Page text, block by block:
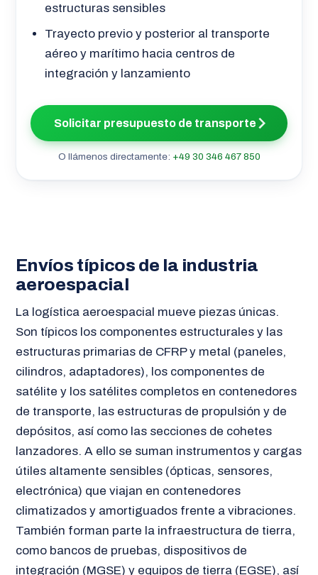
estructuras sensibles
Trayecto previo y posterior al transporte
aéreo y marítimo hacia centros de
integración y lanzamiento
Solicitar presupuesto de transporte
O llámenos directamente: +49 30 346 467 850
Envíos típicos de la industria
aeroespacial
La logística aeroespacial mueve piezas únicas.
Son típicos los componentes estructurales y las
estructuras primarias de CFRP y metal (paneles,
cilindros, adaptadores), los componentes de
satélite y los satélites completos en contenedores
de transporte, las estructuras de propulsión y de
depósitos, así como las secciones de cohetes
lanzadores. A ello se suman instrumentos y cargas
útiles altamente sensibles (ópticas, sensores,
electrónica) que viajan en contenedores
climatizados y amortiguados frente a vibraciones.
También forman parte la infraestructura de tierra,
como bancos de pruebas, dispositivos de
integración (MGSE) y equipos de tierra (EGSE), así